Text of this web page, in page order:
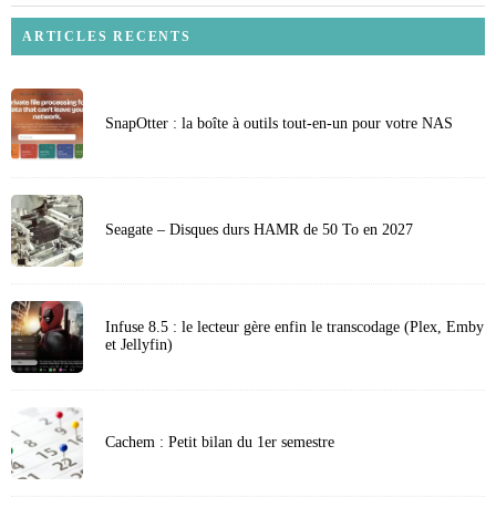
ARTICLES RECENTS
SnapOtter : la boîte à outils tout-en-un pour votre NAS
Seagate – Disques durs HAMR de 50 To en 2027
Infuse 8.5 : le lecteur gère enfin le transcodage (Plex, Emby
et Jellyfin)
Cachem : Petit bilan du 1er semestre